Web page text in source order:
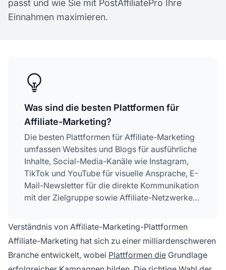
passt und wie Sie mit PostAffiliatePro Ihre
Einnahmen maximieren.
Was sind die besten Plattformen für
Affiliate-Marketing?
Die besten Plattformen für Affiliate-Marketing
umfassen Websites und Blogs für ausführliche
Inhalte, Social-Media-Kanäle wie Instagram,
TikTok und YouTube für visuelle Ansprache, E-
Mail-Newsletter für die direkte Kommunikation
mit der Zielgruppe sowie Affiliate-Netzwerke
PostAffiliatePro zur Verwaltung mehrerer
Partnerschaften. Für den Erfolg ist es wichtig,
verschiedene Plattformen zu nutzen, die zu
Zielgruppe und Content-Stil passen.
Verständnis von Affiliate-Marketing-Plattformen
Affiliate-Marketing hat sich zu einer milliardenschweren
Branche entwickelt, wobei Plattformen die Grundlage